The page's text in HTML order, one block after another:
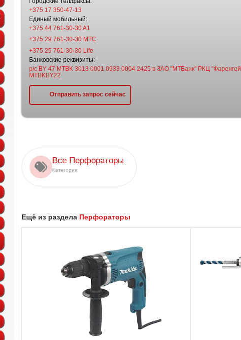
+375 17 350-47-13
Единый мобильный:
+375 44 761-30-30 A1
+375 29 761-30-30 МТС
+375 25 761-30-30 Life
Банковские реквизиты:
р/с BY 47 MTBK 3013 0001 0933 0004 2425 в ЗАО "МТБанк" РКЦ
MTBKBY22
Отправить запрос сейчас
Все Перфораторы
Категория
Ещё из раздела Перфораторы